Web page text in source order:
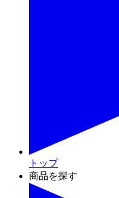
トップ
商品を探す